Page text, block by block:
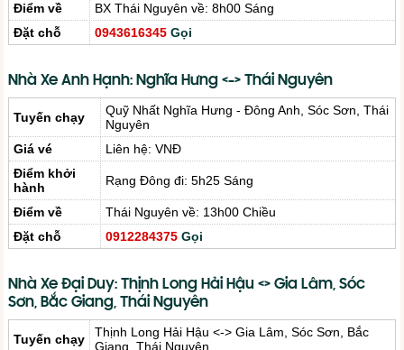
Điểm về
BX Thái Nguyên về: 8h00 Sáng
Đặt chỗ
0943616345 Gọi
Nhà Xe Anh Hạnh: Nghĩa Hưng <-> Thái Nguyên
Tuyến chạy
Quỹ Nhất Nghĩa Hưng - Đông Anh, Sóc Sơn, Thái
Nguyên
Giá vé
Liên hệ: VNĐ
Điểm khởi
hành
Rạng Đông đi: 5h25 Sáng
Điểm về
Thái Nguyên về: 13h00 Chiều
Đặt chỗ
0912284375 Gọi
Nhà Xe Đại Duy: Thịnh Long Hải Hậu <> Gia Lâm, Sóc
Sơn, Bắc Giang, Thái Nguyên
Tuyến chạy
Thịnh Long Hải Hậu <-> Gia Lâm, Sóc Sơn, Bắc
Giang, Thái Nguyên